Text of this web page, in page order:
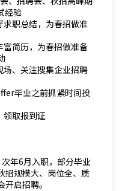
经验
职总结，为春招做准
简历，为春招做准备
、关注搜集企业招聘
毕业之前抓紧时间投
领取报到证
年6月入职，部分毕业
招规模大、岗位全、质
启招聘。